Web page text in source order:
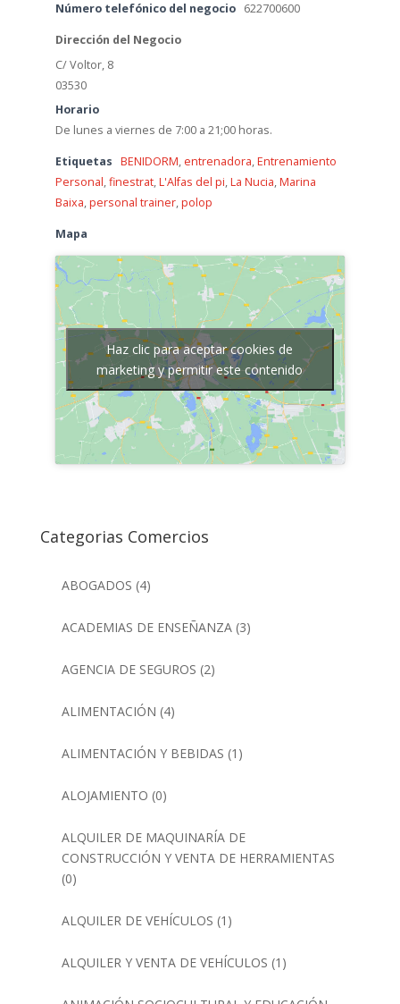
Número telefónico del negocio 622700600
Dirección del Negocio
C/ Voltor, 8
03530
Horario
De lunes a viernes de 7:00 a 21;00 horas.
Etiquetas BENIDORM, entrenadora,Entrenamiento
Personal,finestrat,L'Alfas del pi,La Nucia,Marina
Baixa,personal trainer,polop
Mapa
Haz clic para aceptar cookies de
marketing y permitir este contenido
Categorias Comercios
ABOGADOS (4)
ACADEMIAS DE ENSEÑANZA(3)
AGENCIA DE SEGUROS (2)
ALIMENTACIÓN (4)
ALIMENTACIÓN Y BEBIDAS (1)
ALOJAMIENTO (0)
ALQUILER DE MAQUINARÍA DE
CONSTRUCCIÓN Y VENTA DE HERRAMIENTAS
(0)
ALQUILER DE VEHÍCULOS (1)
ALQUILER Y VENTA DE VEHÍCULOS (1)